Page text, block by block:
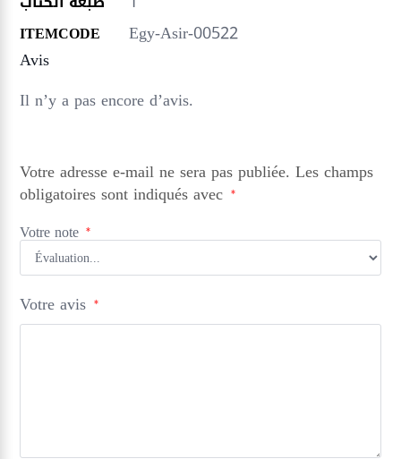
ITEMCODE
Egy-Asir-00522
Avis
Il n’y a pas encore d’avis.
Votre adresse e-mail ne sera pas publiée. Les champs
obligatoires sont indiqués avec *
Votre note *
Votre avis *